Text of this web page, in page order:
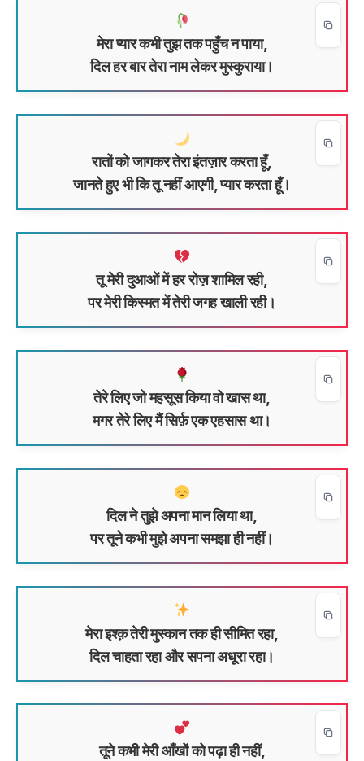
मेरा प्यार कभी तुझ तक पहुँच न पाया,
दिल हर बार तेरा नाम लेकर मुस्कुराया।
रातों को जागकर तेरा इंतज़ार करता हूँ,
जानते हुए भी कि तू नहीं आएगी, प्यार करता हूँ।
तू मेरी दुआओं में हर रोज़ शामिल रही,
पर मेरी किस्मत में तेरी जगह खाली रही।
तेरे लिए जो महसूस किया वो खास था,
मगर तेरे लिए मैं सिर्फ़ एक एहसास था।
दिल ने तुझे अपना मान लिया था,
पर तूने कभी मुझे अपना समझा ही नहीं।
मेरा इश्क़ तेरी मुस्कान तक ही सीमित रहा,
दिल चाहता रहा और सपना अधूरा रहा।
तूने कभी मेरी आँखों को पढ़ा ही नहीं,